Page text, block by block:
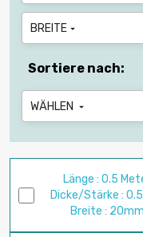
BREITE 
Sortiere nach:
WÄHLEN 
Länge : 0.5
Dicke/Stärke :
Breite : 20mm